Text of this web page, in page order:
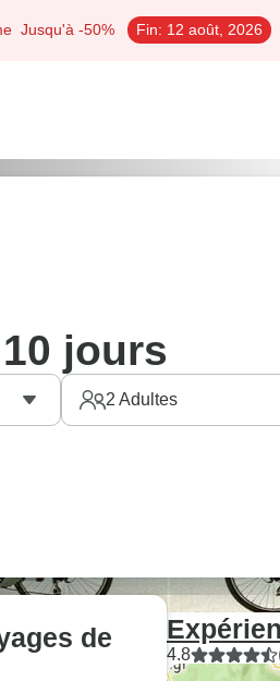
Jusqu'à -50% Fin: 12 août, 2026
de 10 jours
2 Adultes
de
4.8